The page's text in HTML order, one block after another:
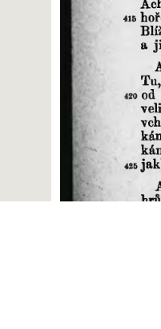
Soubor ke stažení ve